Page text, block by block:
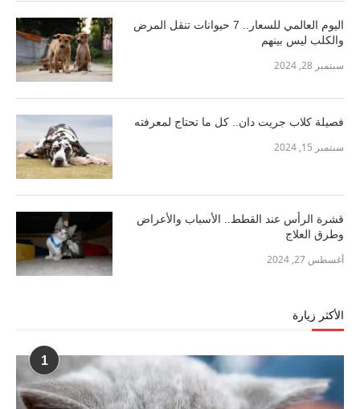
اليوم العالمي للسعار.. 7 حيوانات تنقل المرض
والكلب ليس بينهم
سبتمبر 28, 2024
فصيلة كلاب جريت دان.. كل ما تحتاج لمعرفته
سبتمبر 15, 2024
قشرة الرأس عند القطط.. الأسباب والأعراض
وطرق العلاج
أغسطس 27, 2024
الأكثر زيارة
1